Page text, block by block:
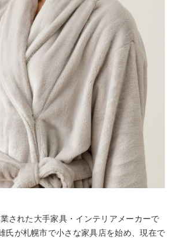
された大手家具・インテリアメーカーで
氏が札幌市で小さな家具店を始め、現在で